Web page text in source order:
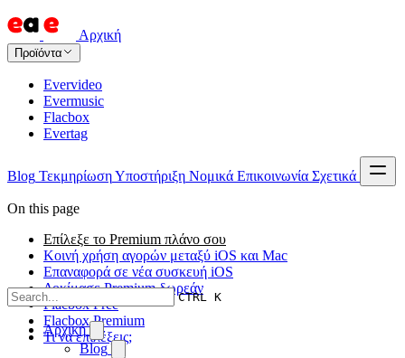
Αρχική
Προϊόντα
Evervideo
Evermusic
Flacbox
Evertag
Blog ΤεκμηρίωσηΥποστήριξη Νομικά Επικοινωνία Σχετικά
CTRL K
Αρχική
Blog
On this page
Επίλεξε το Premium πλάνο σου
Κοινή χρήση αγορών μεταξύ iOS και Mac
Επαναφορά σε νέα συσκευή iOS
Δοκίμασε Premium δωρεάν
Flacbox Free
Flacbox Premium
Τι να επιλέξεις;